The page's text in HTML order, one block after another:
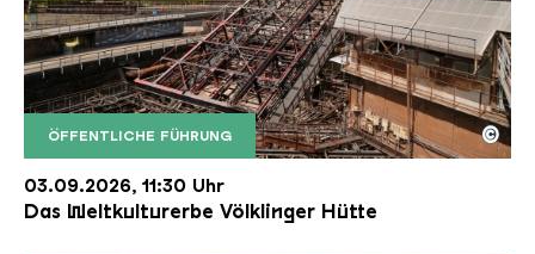
ÖFFENTLICHE FÜHRUNG
Der Erzschrägaufzug der Völklinger Hütte mit
Copyright: Weltkulturerbe Völklinger Hütte | Karl
©
03.09.2026, 11:30 Uhr
Das Weltkulturerbe Völklinger Hütte